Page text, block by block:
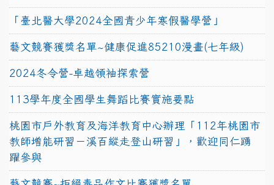
「臺北醫大學2024全國青少年寒假醫學營」
藝文競賽獲獎名單~健康促進85210漫畫(七年級)
2024冬令營-卓越領袖探索營
113學年度全國學生舞蹈比賽實施要點
桃園市戶外教育及海洋教育中心辦理「112年桃園市
教師增能研習－溪百縱走登山研習」，歡迎同仁踴
躍參與